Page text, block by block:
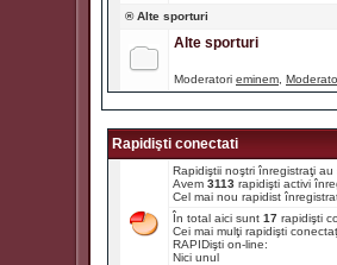
® Alte sporturi
Alte sporturi
Moderatori eminem
Rapidişti conectati
Rapidiştii noştri înregistraţi au
Avem 3113 rapidişti activi
Cel mai nou rapidist
În total aici sunt 17 rapidişti
Cei mai mulţi rapidişti
RAPIDişti on-line:
Nici unul